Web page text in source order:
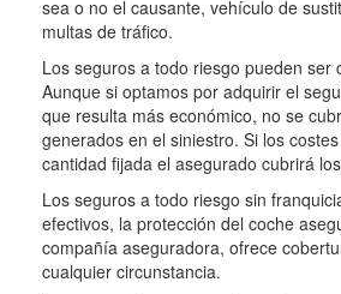
sea o no el causante, vehículo de
multas de tráfico.
Los seguros a todo riesgo pueden ser
Aunque si optamos por adquirir el
que resulta más económico, no se
generados en el siniestro. Si los
cantidad fijada el asegurado cubrirá
Los seguros a todo riesgo sin
efectivos, la protección del coche
compañía aseguradora, ofrece
cualquier circunstancia.